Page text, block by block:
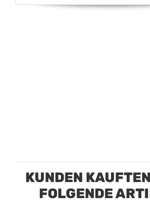
KUNDEN
FOLGENDE